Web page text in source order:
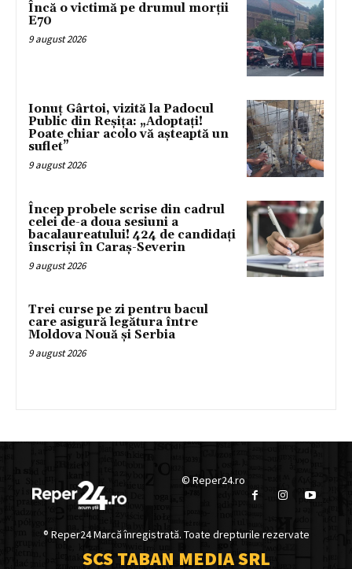
Încă o victimă pe drumul morții
E70
9 august 2026
Ionuț Gârtoi, vizită la Padocul
Public din Reșița: „Adoptați!
Poate chiar acolo vă așteaptă un
suflet”
9 august 2026
Încep probele scrise din cadrul
celei de-a doua sesiuni a
bacalaureatului! 424 de candidați
înscriși în Caraș-Severin
9 august 2026
Trei curse pe zi pentru bacul
care asigură legătura între
Moldova Nouă și Serbia
9 august 2026
© Reper24.ro
® Reper24 Marcă înregistrată. Toate drepturile rezervate
SCS TABAN MEDIA SRL